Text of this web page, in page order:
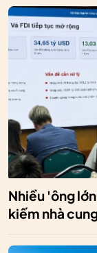
Nhiều 'ông
kiếm nhà